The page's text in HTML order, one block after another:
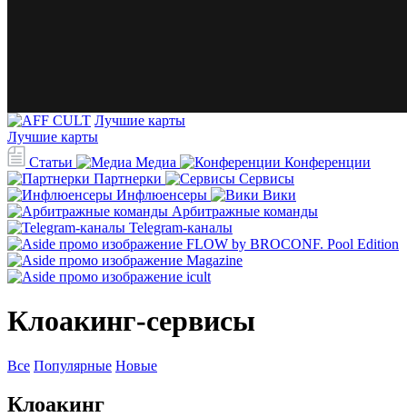
Лучшие карты
Лучшие карты
Статьи
Медиа
Конференции
Партнерки
Сервисы
Инфлюенсеры
Вики
Арбитражные команды
Telegram-каналы
Клоакинг-сервисы
Все Популярные Новые
Клоакинг